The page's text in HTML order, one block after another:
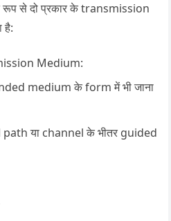
से दो प्रकार के transmission
है:
Medium:
medium के form में भी जाना
या channel के भीतर guided